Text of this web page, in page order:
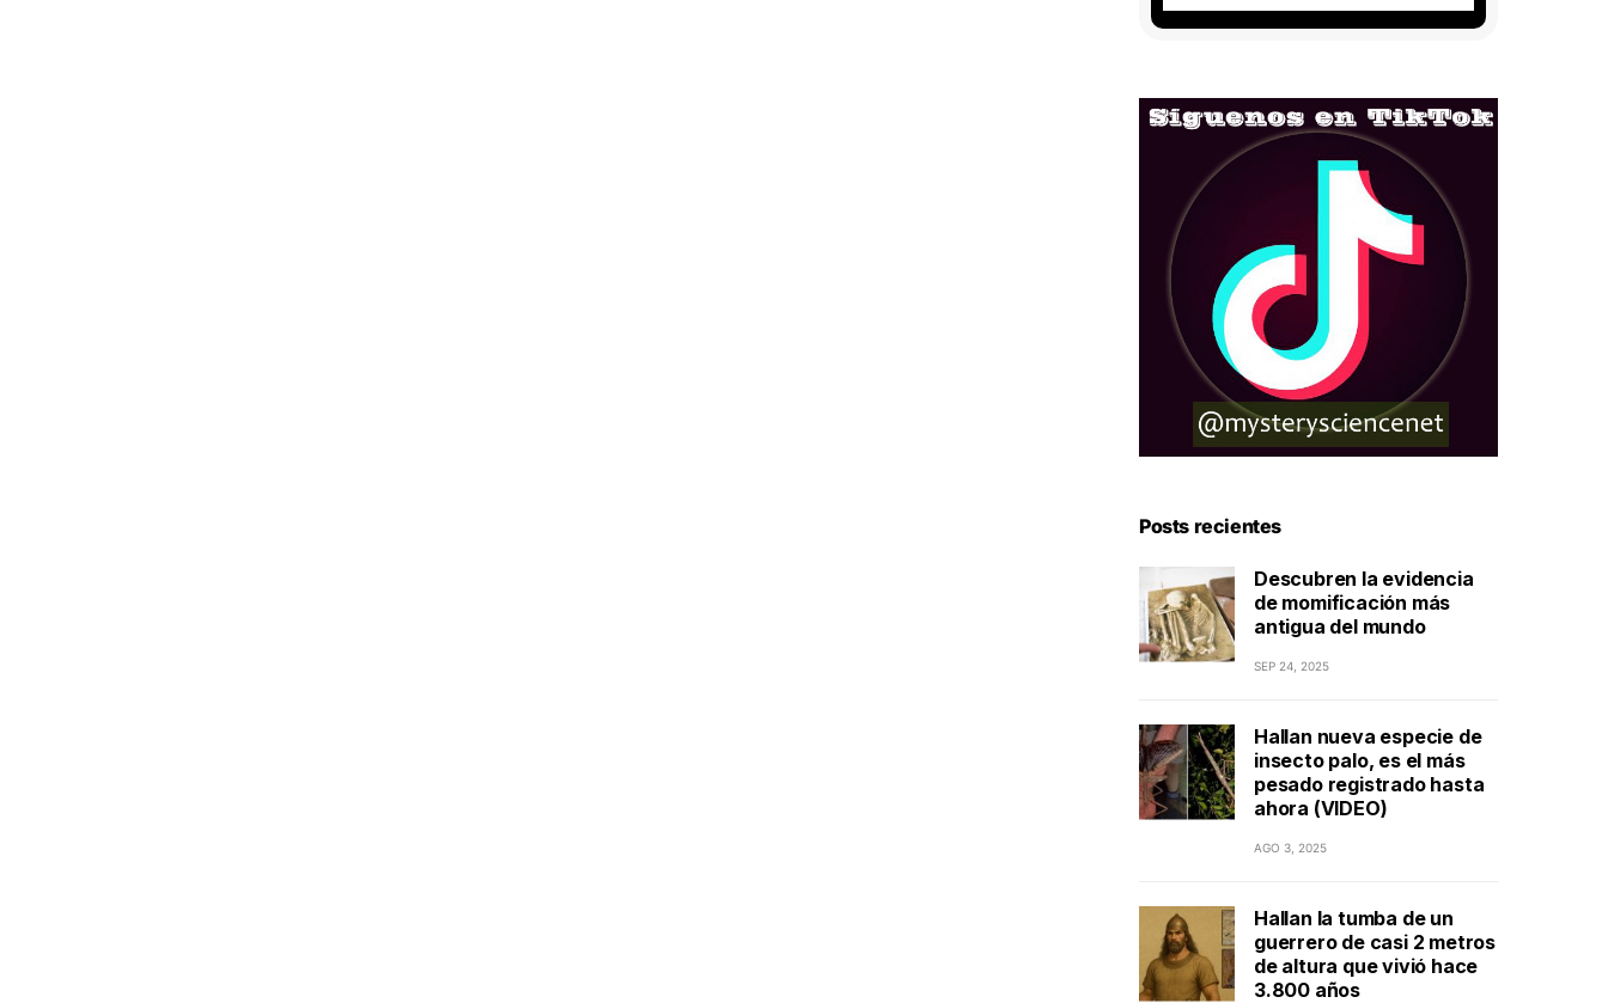
Posts recientes
Descubren la evidencia
de momificación más
antigua del mundo
SEP 24, 2025
Hallan nueva especie de
insecto palo, es el más
pesado registrado hasta
ahora (VIDEO)
AGO 3, 2025
Hallan la tumba de un
guerrero de casi 2 metros
de altura que vivió hace
3.800 años